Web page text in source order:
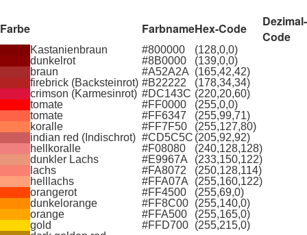
Farbe FarbnameHex-Code
Dezimal-
Code
Kastanienbraun #800000
(128,0,0)
dunkelrot
#8B0000
(139,0,0)
braun
#A52A2A (165,42,42)
firebrick (Backsteinrot) #B22222
(178,34,34)
crimson (Karmesinrot) #DC143C (220,20,60)
tomate
#FF0000
(255,0,0)
tomate
#FF6347
(255,99,71)
koralle
#FF7F50
(255,127,80)
indian red (Indischrot) #CD5C5C (205,92,92)
hellkoralle
#F08080
(240,128,128)
dunkler Lachs
#E9967A
(233,150,122)
lachs
#FA8072
(250,128,114)
helllachs
#FFA07A
(255,160,122)
orangerot
#FF4500
(255,69,0)
dunkelorange
#FF8C00 (255,140,0)
orange
#FFA500
(255,165,0)
gold
#FFD700 (255,215,0)